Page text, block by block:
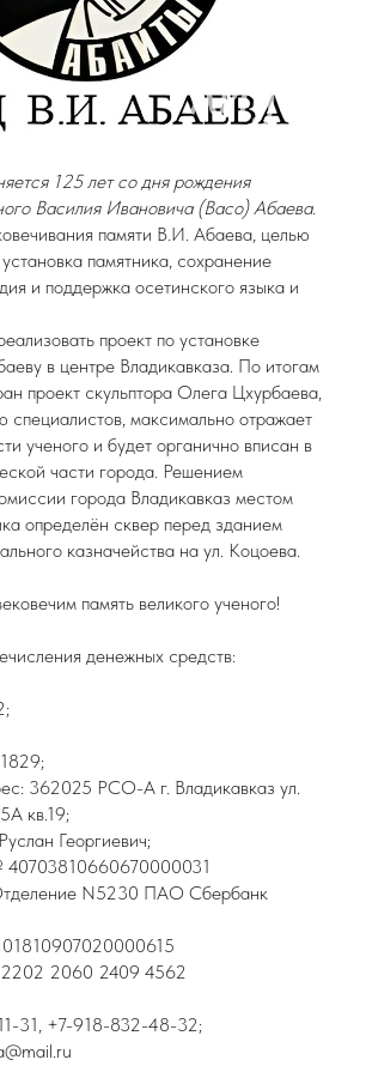
125 лет со дня рождения
Василия Ивановича (Васо) Абаева.
памяти В.И. Абаева, целью
установка памятника, сохранение
и поддержка осетинского языка и
проект по установке
в центре Владикавказа. По итогам
проект скульптора Олега Цхурбаева,
специалистов, максимально отражает
ученого и будет органично вписан в
части города. Решением
города Владикавказ местом
определён сквер перед зданием
казначейства на ул. Коцоева.
память великого ученого!
денежных средств:
362025 РСО-А г. Владикавказ ул.
кв.19;
Георгиевич;
40703810660670000031
N5230 ПАО Сбербанк
2202 2060 2409 4562
31, +7-918-832-48-32;